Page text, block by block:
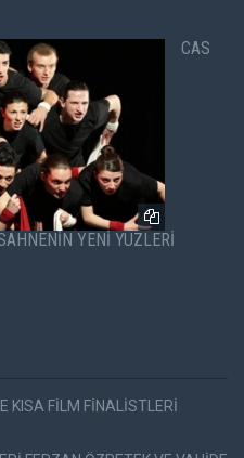
CAS
YENİ YÜZLERİ
KISA FİLM FİNALİSTLERİ